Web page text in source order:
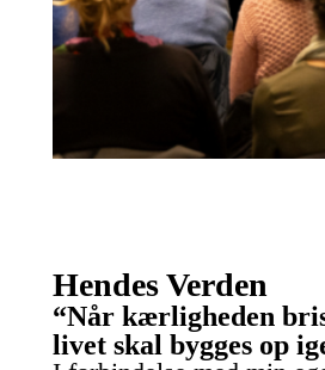
Hendes Verden
“Når kærligheden
livet skal bygges op